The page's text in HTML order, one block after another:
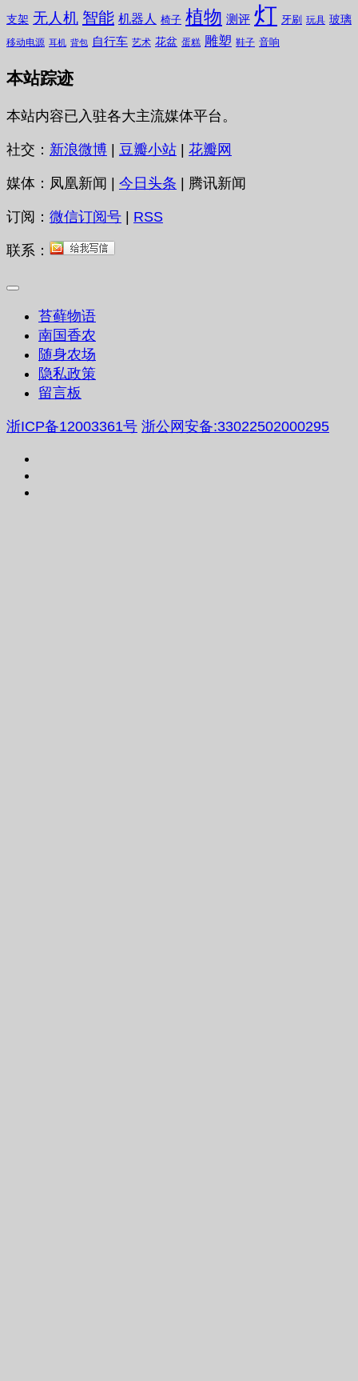
支架 无人机 智能 机器人 椅子 植物 测评 灯 牙刷 玩具 玻璃
移动电源 耳机 背包 自行车 艺术 花盆 蛋糕 雕塑 鞋子 音响
本站踪迹
本站内容已入驻各大主流媒体平台。
社交： 新浪微博 豆瓣小站 花瓣网
媒体：凤凰新闻 | 今日头条 | 腾讯新闻
订阅： 微信订阅号 RSS
联系：
苔藓物语
南国香农
随身农场
隐私政策
留言板
浙ICP备12003361号 浙公网安备:33022502000295